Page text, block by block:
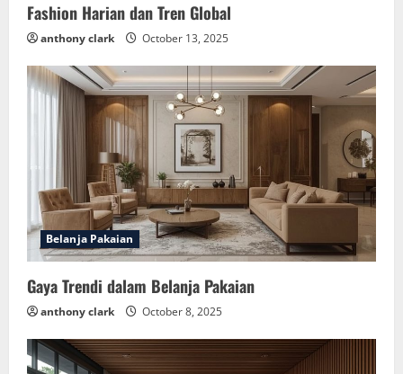
Fashion Harian dan Tren Global
anthony clark October 13, 2025
Belanja Pakaian
Gaya Trendi dalam Belanja Pakaian
anthony clark October 8, 2025